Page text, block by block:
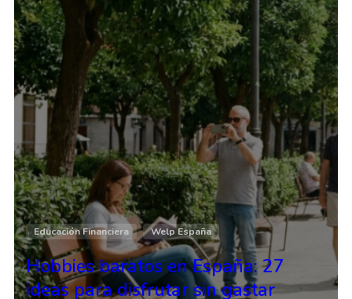
Educación Financiera Welp España
Hobbies baratos en España: 27
ideas para disfrutar sin gastar